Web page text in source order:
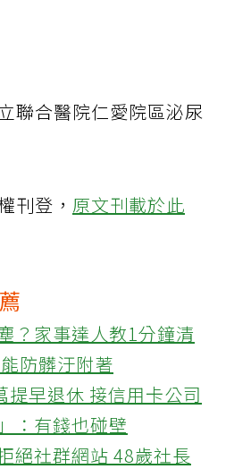
聯合醫院仁愛院區泌尿
刊登， 原文刊載於此
？家事達人教1分鐘清
防髒汙附著
早退休 接信用卡公司
：有錢也碰壁
絕社群網站 48歲社長